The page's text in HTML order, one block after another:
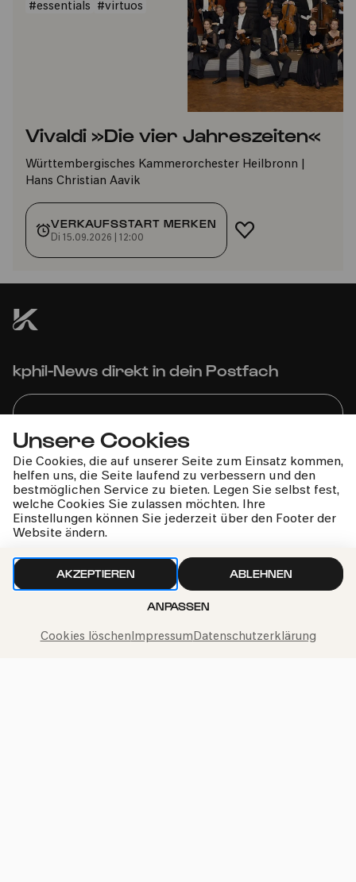
Unsere Cookies
Die Cookies, die auf unserer Seite zum Einsatz kommen,
helfen uns, die Seite laufend zu verbessern und den
bestmöglichen Service zu bieten. Legen Sie selbst fest,
welche Cookies Sie zulassen möchten. Ihre
Einstellungen können Sie jederzeit über den Footer der
Website ändern.
AKZEPTIEREN ABLEHNEN
ANPASSEN
Cookies löschenImpressumDatenschutzerklärung
#essentials #virtuos
Vivaldi »Die vier Jahreszeiten«
Württembergisches Kammerorchester Heilbronn |
Hans Christian Aavik
VERKAUFSSTART MERKEN
Di 15.09.2026 | 12:00
FAVORIT
kphil-News direkt in dein Postfach
Wir gehen sorgfältig mit deinen Daten um. Mehr dazu in
unseren
Datenschutzbestimmungen